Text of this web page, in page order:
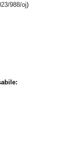
988/oj)